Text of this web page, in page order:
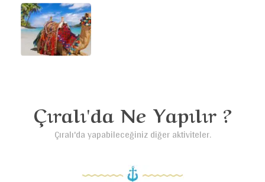
Çıralı'da Ne Yapılır ?
Çıralı'da yapabileceğiniz diğer aktiviteler.